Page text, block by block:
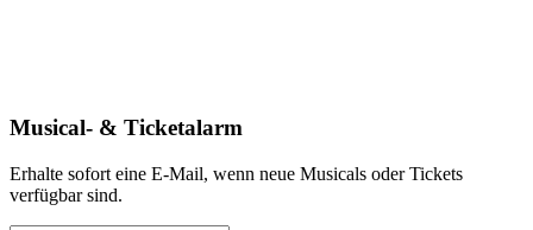
Musical- & Ticketalarm
Erhalte sofort eine E-Mail, wenn neue Musicals oder Tickets
verfügbar sind.